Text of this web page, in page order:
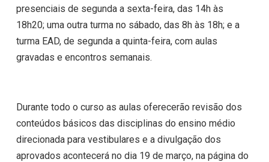
presenciais de segunda a sexta-feira, das 14h às
18h20; uma outra turma no sábado, das 8h às 18h; e a
turma EAD, de segunda a quinta-feira, com aulas
gravadas e encontros semanais.
Durante todo o curso as aulas oferecerão revisão dos
conteúdos básicos das disciplinas do ensino médio
direcionada para vestibulares e a divulgação dos
aprovados acontecerá no dia 19 de março, na página do